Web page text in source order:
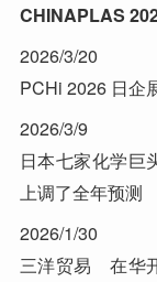
CHINAPLAS
2026/3/20
PCHi 2026 日企
2026/3/9
日本七家化学
上调了全年预测
2026/1/30
三洋贸易 在华